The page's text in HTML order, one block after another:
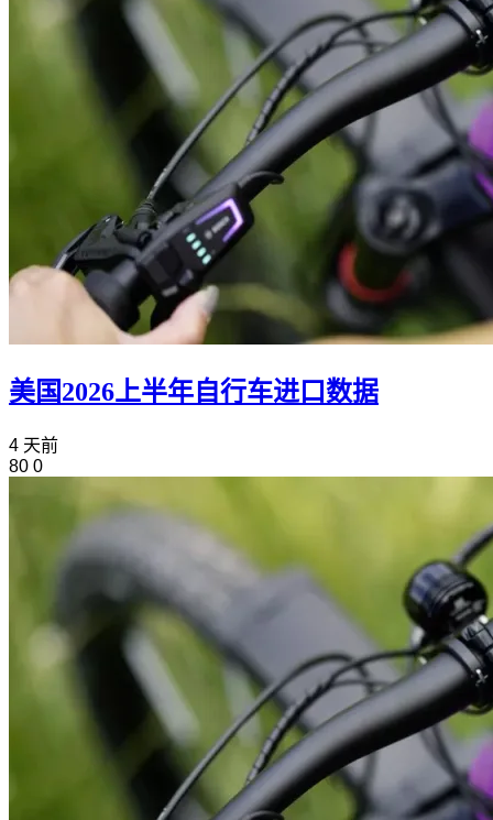
美国2026上半年自行车进口数据
4 天前
80 0